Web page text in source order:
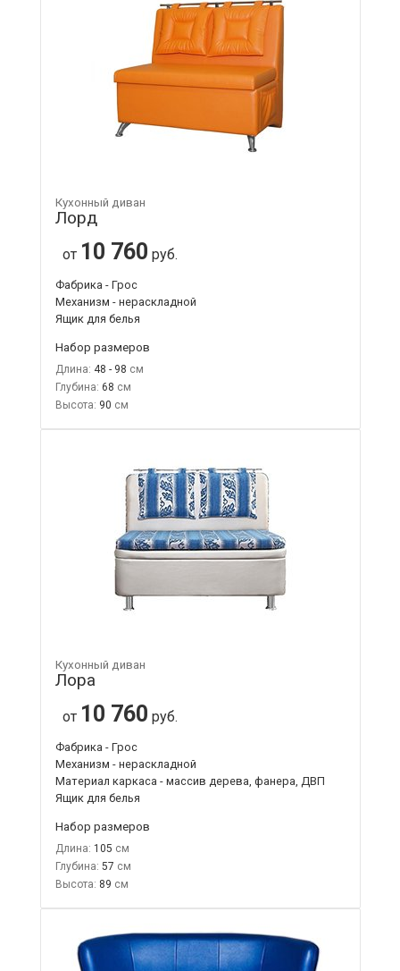
Кухонный диван
Лорд
от 10 760 руб.
Фабрика - Грос
Механизм - нераскладной
Ящик для белья
Набор размеров
Длина: 48 - 98
Глубина: 68
Высота: 90
Кухонный диван
Лора
от 10 760 руб.
Фабрика - Грос
Механизм - нераскладной
Материал каркаса - массив дерева, фанера, ДВП
Ящик для белья
Набор размеров
Длина: 105
Глубина: 57
Высота: 89